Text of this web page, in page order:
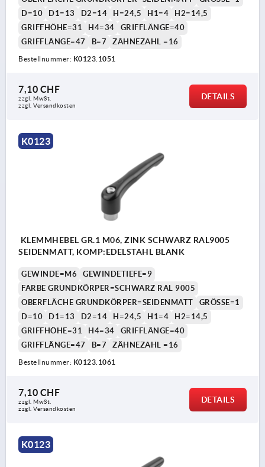
D=10
D1=13 D2=14 H=24,5 H1=4
H2=14,5
GRIFFHÖHE=31
H4=34
GRIFFLÄNGE=40
GRIFFLÄNGE=47
B=7 ZÄHNEZAHL =16
Bestellnummer: K0123.1051
7,10 CHF
zzgl. MwSt.
zzgl. Versandkosten
DETAILS
K0123
KLEMMHEBEL GR.1 M06, ZINK SCHWARZ RAL9005
SEIDENMATT, KOMP:EDELSTAHL BLANK
GEWINDE=M6
GEWINDETIEFE=9
FARBE GRUNDKÖRPER=SCHWARZ RAL 9005
OBERFLÄCHE GRUNDKÖRPER=SEIDENMATT
GRÖSSE=1
D=10
D1=13 D2=14 H=24,5 H1=4
H2=14,5
GRIFFHÖHE=31
H4=34
GRIFFLÄNGE=40
GRIFFLÄNGE=47
B=7 ZÄHNEZAHL =16
Bestellnummer: K0123.1061
7,10 CHF
zzgl. MwSt.
zzgl. Versandkosten
DETAILS
K0123